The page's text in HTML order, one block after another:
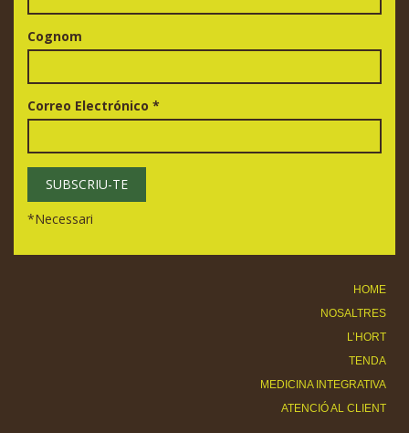
Cognom
Correo Electrónico *
*Necessari
HOME
NOSALTRES
L’HORT
TENDA
MEDICINA INTEGRATIVA
ATENCIÓ AL CLIENT